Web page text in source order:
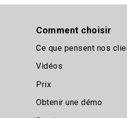
Comment choisir
Ce que pensent nos
Vidéos
Prix
Obtenir une démo